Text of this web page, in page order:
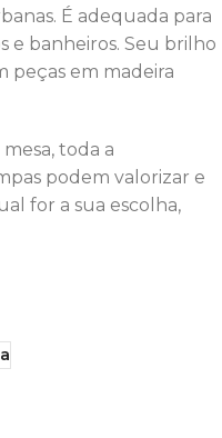
É adequada para
e banheiros. Seu brilho
peças em madeira
toda a
podem valorizar e
for a sua escolha,